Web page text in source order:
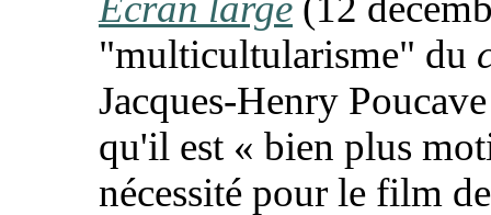
"multicultularisme" du
Jacques-Henry
qu'il est « bien plus
nécessité pour le film de